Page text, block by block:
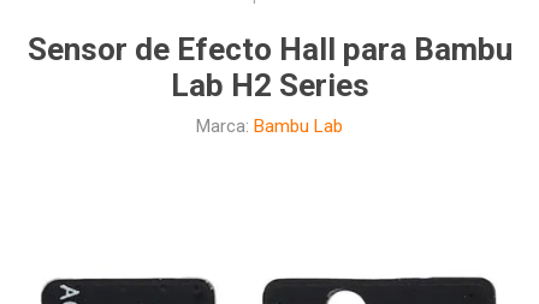
Sensor de Efecto Hall para Bambu
Lab H2 Series
Marca: Bambu Lab